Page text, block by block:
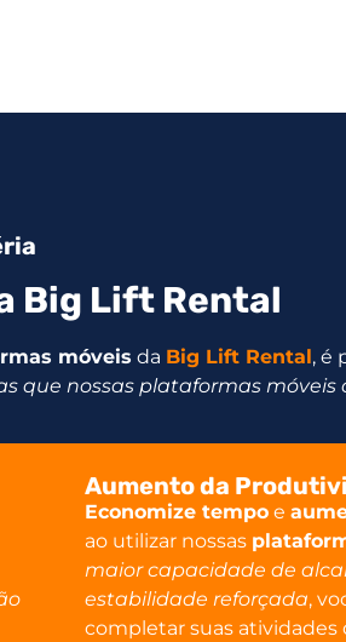
Big Lift Rental
móveis da Big Lift Rental, é
que nossas plataformas móveis
Aumento da
Economize tempoe
ao utilizar nossas
maior capacidade de
estabilidade reforçada,
completar suas atividades